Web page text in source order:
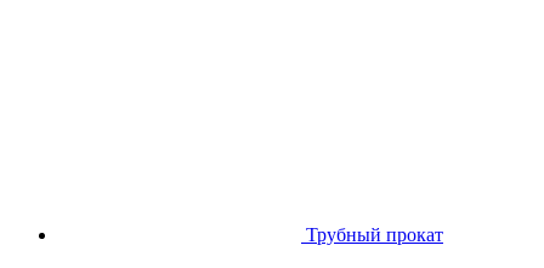
Трубный прокат